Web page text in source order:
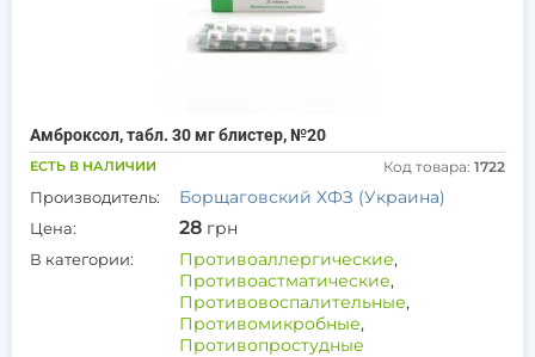
Амброксол, табл. 30 мг блистер, №20
ЕСТЬ В НАЛИЧИИ Код товара: 1722
Производитель: Борщаговский ХФЗ (Украина)
Цена: 28 грн
В категории: Противоаллергические,
Противоастматические,
Противовоспалительные,
Противомикробные,
Противопростудные